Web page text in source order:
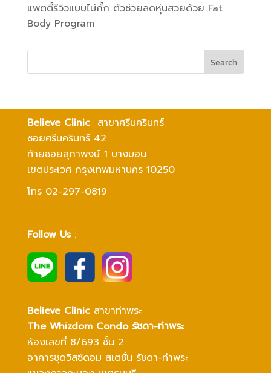
แพตตี้รีวิวแบบไม่กั๊ก ตัวช่วยลดหุ่นสวยด้วย Fat
Body Program
Believe Clinic สาขาศรีนครินทร์
ซอยศรีนครินทร์ 42
ท้ายซอยสุภาพงษ์ 1 บางบอน
เขตประเวศ กรุงเทพมหานคร 10250
โทร 02-297-0819
Follow Us:
Believe Clinicสาขาท่าพระ
The Whizdom Condo รัชดา-ท่าพระ
ห้องเลขที่ 8/693 ชั้น 2
อาคารชุดวิสซ์ดอม สเตชั่น รัชดา-ท่าพระ